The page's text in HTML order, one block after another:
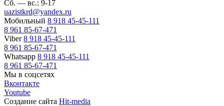
Сб. — вс.: 9-17
uazistkrd@yandex.ru
Мобильный 8 918 45-45-111
8 961 85-67-471
Viber8 918 45-45-111
8 961 85-67-471
Whatsapp 8 918 45-45-111
8 961 85-67-471
Мы в соцсетях
Вконтакте
Youtube
Создание сайта Hit-media